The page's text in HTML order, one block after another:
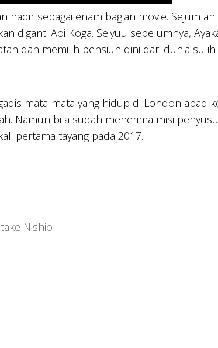
hadir sebagai enam bagian movie. Sejumlah
diganti Aoi Koga. Seiyuu sebelumnya,
dan memilih pensiun dini dari dunia
mata-mata yang hidup di London abad
Namun bila sudah menerima misi
pertama tayang pada 2017.
Nishio